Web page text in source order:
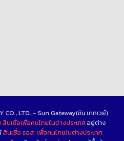
CO., LTD. - Sun Gateway(ซัน เกทเวย์)
สินเชื่อเพื่อคนไทยในต่างประเทศอยู่ต่าง
สินเชื่อ ธอส. เพื่อคนไทยในต่างประเทศ